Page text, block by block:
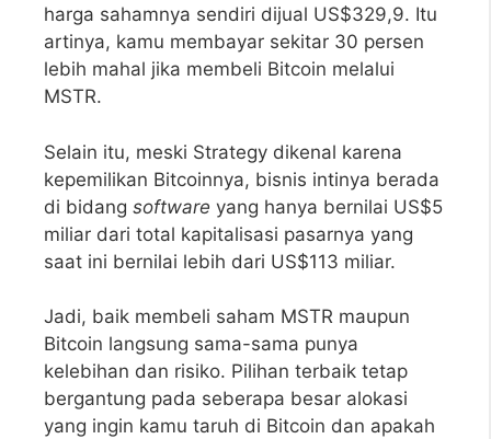
harga sahamnya sendiri dijual US$329,9. Itu
artinya, kamu membayar sekitar 30 persen
lebih mahal jika membeli Bitcoin melalui
MSTR.
Selain itu, meski Strategy dikenal karena
kepemilikan Bitcoinnya, bisnis intinya berada
di bidang software yang hanya bernilai US$5
miliar dari total kapitalisasi pasarnya yang
saat ini bernilai lebih dari US$113 miliar.
Jadi, baik membeli saham MSTR maupun
Bitcoin langsung sama-sama punya
kelebihan dan risiko. Pilihan terbaik tetap
bergantung pada seberapa besar alokasi
yang ingin kamu taruh di Bitcoin dan apakah